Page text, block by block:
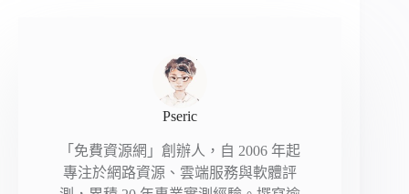
Pseric
「免費資源網」創辦人，自 2006 年起
專注於網路資源、雲端服務與軟體評